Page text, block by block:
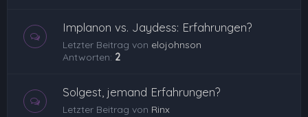
Implanon vs. Jaydess: Erfahrungen?
Letzter Beitrag von elojohnson
Antworten: 2
Solgest, jemand Erfahrungen?
Letzter Beitrag von Rinx